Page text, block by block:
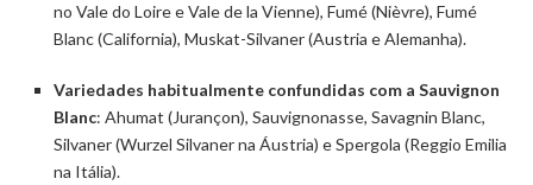
no Vale do Loire e Vale de la Vienne), Fumé (Nièvre), Fumé
Blanc (California), Muskat-Silvaner (Austria e Alemanha).
Variedades habitualmente confundidas com a Sauvignon
Blanc: Ahumat (Jurançon), Sauvignonasse, Savagnin Blanc,
Silvaner (Wurzel Silvaner na Áustria) e Spergola (Reggio Emilia
na Itália).